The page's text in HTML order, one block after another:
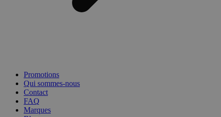
Promotions
Qui sommes-nous
Contact
FAQ
Marques